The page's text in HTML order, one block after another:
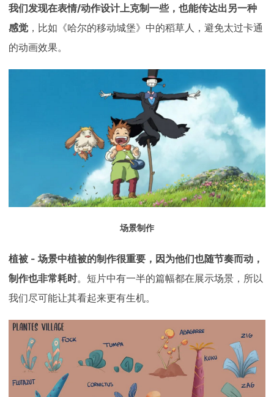
我们发现在表情/动作设计上克制一些，也能传达出另一种
感觉 ，比如《哈尔的移动城堡》中的稻草人，避免太过卡通
的动画效果。
场景制作
植被 - 场景中植被的制作很重要，因为他们也随节奏而动，
制作也非常耗时。短片中有一半的篇幅都在展示场景，所以
我们尽可能让其看起来更有生机。